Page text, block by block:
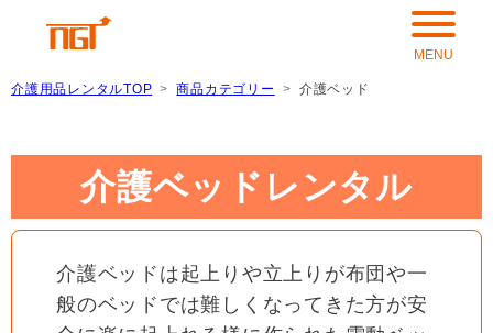
介護用品レンタルTOP 商品カテゴリー 介護ベッド
介護ベッドレンタル
介護ベッドは起上りや立上りが布団や一
般のベッドでは難しくなってきた方が安